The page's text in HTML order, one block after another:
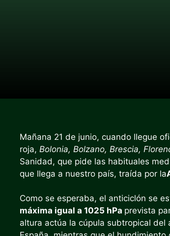
Mañana 21 de junio, cuando llegue
roja, Bolonia, Bolzano, Brescia,
Sanidad, que pide las habituales
que llega a nuestro país, traída por la
Como se esperaba, el anticiclón se
máxima igual a 1025 hPa prevista
altura actúa la cúpula subtropical